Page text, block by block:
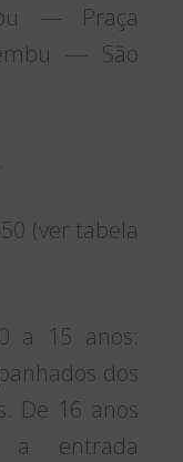
— Praça
— São
(ver tabela
a 15 anos:
dos
De 16 anos
a entrada